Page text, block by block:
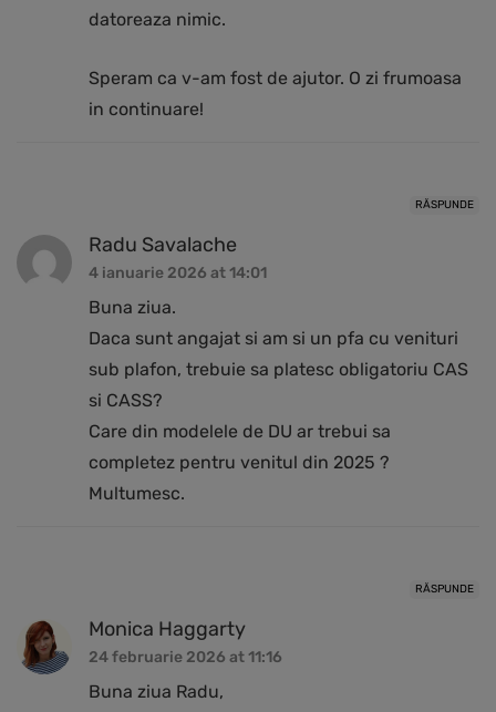
datoreaza nimic.
Speram ca v-am fost de ajutor. O zi frumoasa
in continuare!
RĂSPUNDE
Radu Savalache
4 ianuarie 2026 at 14:01
Buna ziua.
Daca sunt angajat si am si un pfa cu venituri
sub plafon, trebuie sa platesc obligatoriu CAS
si CASS?
Care din modelele de DU ar trebui sa
completez pentru venitul din 2025 ?
Multumesc.
RĂSPUNDE
Monica Haggarty
24 februarie 2026 at 11:16
Buna ziua Radu,